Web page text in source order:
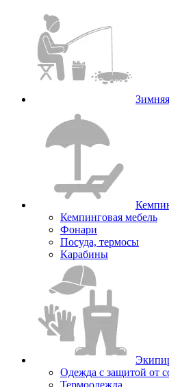
Кемпинговая мебель
Фонари
Посуда, термосы
Карабины
Одежда с защитой от
Термоодежда